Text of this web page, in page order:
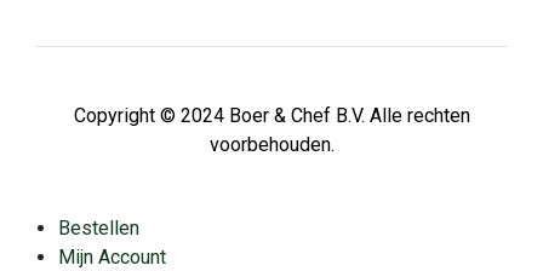
Copyright © 2024 Boer & Chef B.V. Alle rechten
voorbehouden.
Bestellen
Mijn Account